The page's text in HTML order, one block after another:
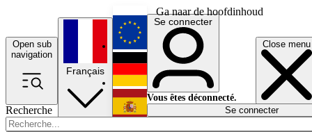
Ga naar de hoofdinhoud
Open sub
navigation
Close menu
Recherche
Français
English
Deutsch
Español
Se connecter
Vous êtes déconnecté.
Se connecter